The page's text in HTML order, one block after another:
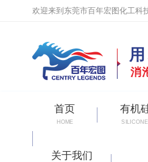
欢迎来到东莞市百年宏图化工科
消
首页
HOME
有机
关于我们